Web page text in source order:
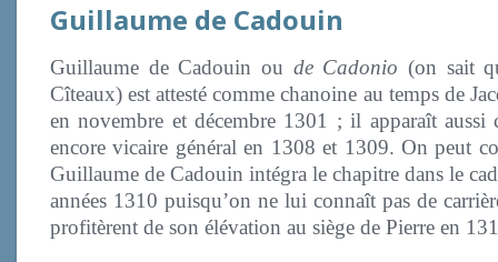
Guillaume de Cadouin
Guillaume de Cadouin ou de Cadonio (on sait
Cîteaux) est attesté comme chanoine au temps de
en novembre et décembre 1301 ; il apparaît
encore vicaire général en 1308 et 1309. On peut
Guillaume de Cadouin intégra le chapitre dans le
années 1310 puisqu’on ne lui connaît pas de
profitèrent de son élévation au siège de Pierre en